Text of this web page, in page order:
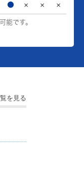
● × × ×
能です。
を見る